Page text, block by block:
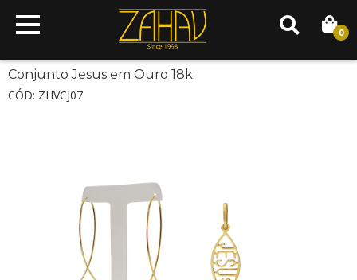
0
Conjunto Jesus em Ouro 18k.
CÓD: ZHVCJ07